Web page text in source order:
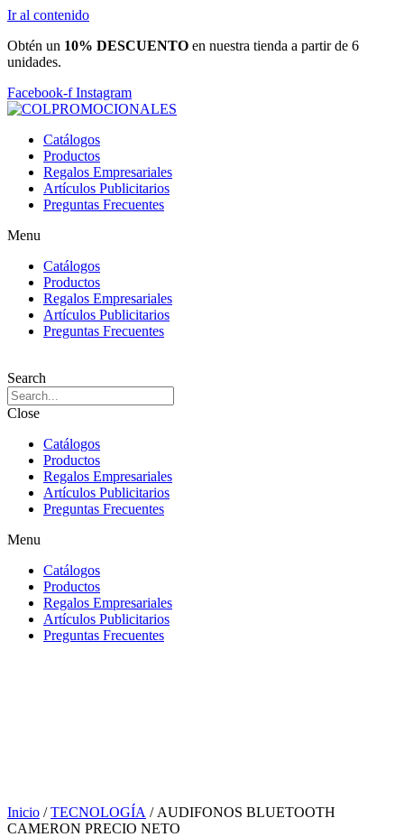
Ir al contenido
Obtén un 10% DESCUENTO en nuestra tienda a partir de 6
unidades.
Facebook-f Instagram
Catálogos
Productos
Regalos Empresariales
Artículos Publicitarios
Preguntas Frecuentes
Menu
Catálogos
Productos
Regalos Empresariales
Artículos Publicitarios
Preguntas Frecuentes
Search
Close
Catálogos
Productos
Regalos Empresariales
Artículos Publicitarios
Preguntas Frecuentes
Menu
Catálogos
Productos
Regalos Empresariales
Artículos Publicitarios
Preguntas Frecuentes
Inicio /TECNOLOGÍA / AUDIFONOS BLUETOOTH
CAMERON PRECIO NETO